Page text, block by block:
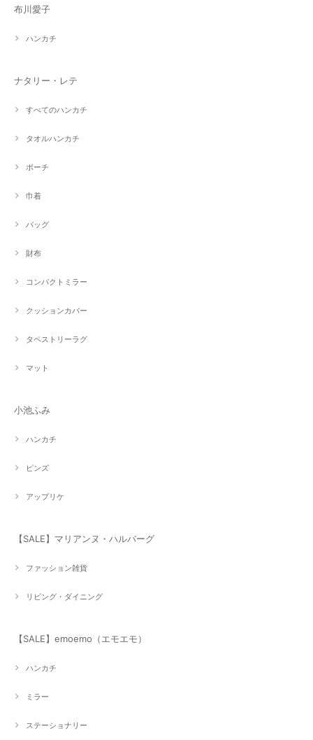
布川愛子
ハンカチ
ナタリー・レテ
すべてのハンカチ
タオルハンカチ
ポーチ
巾着
バッグ
財布
コンパクトミラー
クッションカバー
タペストリーラグ
マット
小池ふみ
ハンカチ
ピンズ
アップリケ
【SALE】マリアンヌ・ハルバーグ
ファッション雑貨
リビング・ダイニング
【SALE】emoemo（エモエモ）
ハンカチ
ミラー
ステーショナリー